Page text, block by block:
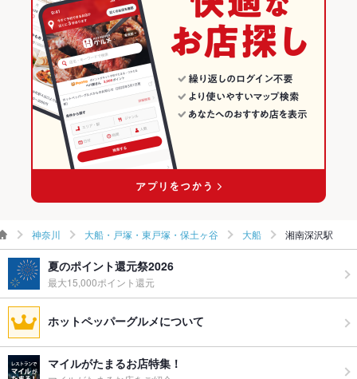
神奈川 大船・戸塚・東戸塚・保土ヶ谷 大船 湘南深沢駅
夏のポイント還元祭2026
最大15,000ポイント還元
ホットペッパーグルメについて
マイルがたまるお店特集！